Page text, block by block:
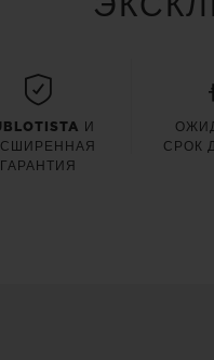
И
ГАРАНТИЯ
СРОК